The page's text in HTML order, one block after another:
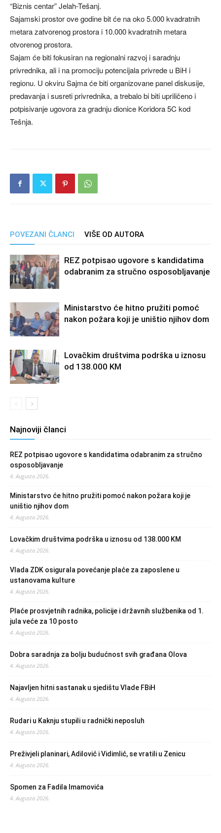
“Biznis centar” Jelah-Tešanj.
Sajamski prostor ove godine bit će na oko 5.000 kvadratnih
metara zatvorenog prostora i 10.000 kvadratnih metara
otvorenog prostora.
Sajam će biti fokusiran na regionalni razvoj i saradnju
privrednika, ali i na promociju potencijala privrede u BiH i
regionu. U okviru Sajma će biti organizovane panel diskusije,
predavanja i susreti privrednika, a trebalo bi biti upriličeno i
potpisivanje ugovora za gradnju dionice Koridora 5C kod
Tešnja.
POVEZANI ČLANCI VIŠE OD AUTORA
REZ potpisao ugovore s kandidatima
odabranim za stručno osposobljavanje
Ministarstvo će hitno pružiti pomoć
nakon požara koji je uništio njihov dom
Lovačkim društvima podrška u iznosu
od 138.000 KM
Najnoviji članci
REZ potpisao ugovore s kandidatima odabranim za stručno
osposobljavanje
4. Augusta 2026.
Ministarstvo će hitno pružiti pomoć nakon požara koji je
uništio njihov dom
4. Augusta 2026.
Lovačkim društvima podrška u iznosu od 138.000 KM
4. Augusta 2026.
Vlada ZDK osigurala povećanje plaće za zaposlene u
ustanovama kulture
4. Augusta 2026.
Plaće prosvjetnih radnika, policije i državnih službenika od 1.
jula veće za 10 posto
4. Augusta 2026.
Dobra saradnja za bolju budućnost svih građana Olova
4. Augusta 2026.
Najavljen hitni sastanak u sjedištu Vlade FBiH
4. Augusta 2026.
Rudari u Kaknju stupili u radnički neposluh
4. Augusta 2026.
Preživjeli planinari, Adilović i Vidimlić, se vratili u Zenicu
4. Augusta 2026.
Spomen za Fadila Imamovića
4. Augusta 2026.